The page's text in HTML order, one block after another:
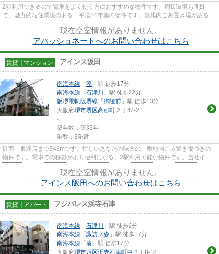
2駅利用できるので電車をよく使う方におすすめな物件です。周辺環境も良好
で、魅力的な住環境のある、平成24年築の物件です。敷地内ごみ置き場があるの
現在空室情報がありません。
アパッショネートへのお問い合わせはこちら
賃貸｜マンション アインス阪田
南海本線 「 湊 」駅 徒歩17分
南海本線 「 石津川
」駅 徒歩22分
阪堺電軌阪堺線 「 御陵前 」駅 徒歩13分
大阪府堺市堺区高砂町 ２丁47-2
-
築年数：築33年
階数：3階建
近商 東湊店まで343mです。忙しいあなたの味方の、敷地内ごみ置き場つきの
物件です。電車での移動がより便利になる、2駅利用可能な物件です。当社イチ
現在空室情報がありません。
アインス阪田へのお問い合わせはこちら
賃貸｜アパート フジパレス浜寺石津
南海本線 「 石津川
」駅 徒歩2分
南海本線 「 諏訪ノ森 」駅 徒歩17分
南海本線 「 湊 」駅 徒歩17分
大阪府堺市西区浜寺石津町中 ２丁8-18